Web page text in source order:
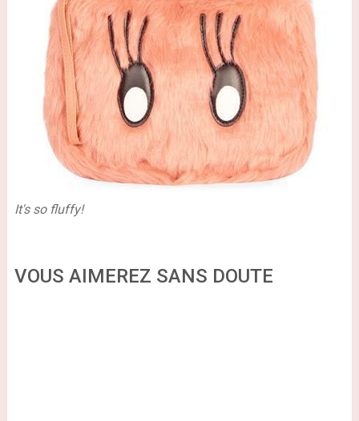
It's so fluffy!
VOUS AIMEREZ SANS DOUTE